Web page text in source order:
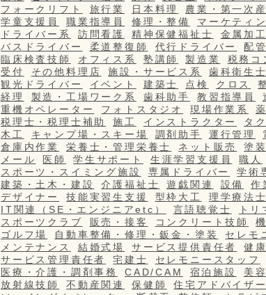
フォークリフト
旅行業 日本料理 農業・第一次
学童支援員
職業指導員 修理・整備 マーケティ
ドライバー系
訪問看護 精神保健福祉士 金属加工
バスドライバー
柔道整復師 代行ドライバー 配
臨床検査技師
オフィス系 塾講師 製造業 税務コ
受付
その他料理店 施設・サービス系 歯科衛生士
観光ドライバー
イベント 建築士 点検 クロス
経理
製造・工場ワーク系 歯科助手 教習指導員
重機オペレーター
フォトスタジオ 現場作業系
税理士・税理士補助
施工 インストラクター
タ
木工
キャンプ場・スキー場 調剤助手 運行管理
倉庫内作業
栄養士・管理栄養士 ネット販売 塗装
メール
医師 学生サポート 生涯学習支援員
職人
スポーツ・スイミング施設
専属ドライバー 学術
建築・土木・建設
介護福祉士 遊戯関連 設備 作
デザイナー
技能実習生支援 型枠大工 理学療法士
IT関連（SE・エンジニアetc）
言語聴覚士
トリ
スポーツクラブ
販売・接客 コンクリート技師
ゴルフ場
自動車整備・修理・鈑金・塗装 セレモ
メンテナンス
結婚式場 サービス提供責任者
健
サービス管理責任者
宅建士
セレモニースタッフ
医療・介護・調剤事務
CAD/CAM 宿泊施設
美
放射線技師
不動産関連 保健師 住宅アドバイザー